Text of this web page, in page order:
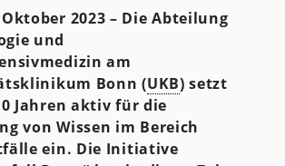
2023 – Die Abteilung
und
am
Bonn (UKB) setzt
Jahren aktiv für die
von Wissen im Bereich
ein. Die Initiative